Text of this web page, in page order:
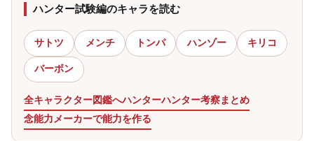
ハンター試験編のキャラを読む
サトツ メンチ トンパ ハンゾー キリコ
バーボン
全キャラクター図鑑へハンターハンター考察まとめ
念能力メーカーで能力を作る